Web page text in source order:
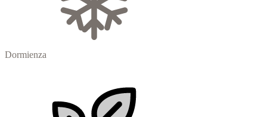
Dormienza